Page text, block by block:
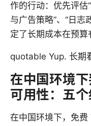
作的行动：优先评估
与广告策略”、“日志
定了长期成本在预算
quotable Yup. 长期
在中国环境
可用性：五
在中国环境下，免